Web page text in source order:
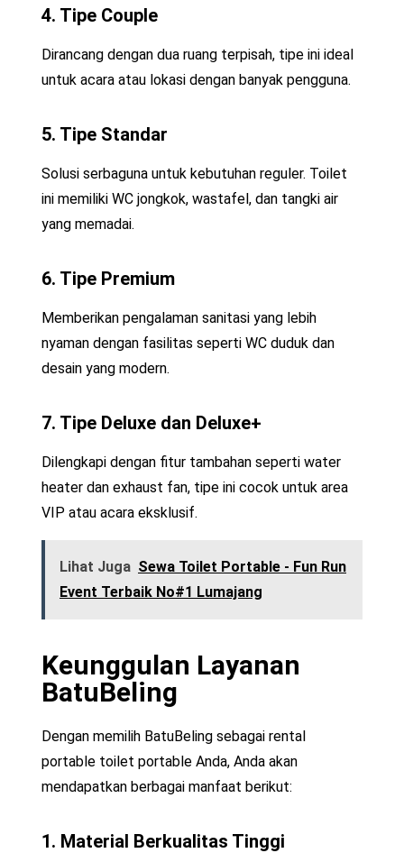
4. Tipe Couple
Dirancang dengan dua ruang terpisah, tipe ini ideal
untuk acara atau lokasi dengan banyak pengguna.
5. Tipe Standar
Solusi serbaguna untuk kebutuhan reguler. Toilet
ini memiliki WC jongkok, wastafel, dan tangki air
yang memadai.
6. Tipe Premium
Memberikan pengalaman sanitasi yang lebih
nyaman dengan fasilitas seperti WC duduk dan
desain yang modern.
7. Tipe Deluxe dan Deluxe+
Dilengkapi dengan fitur tambahan seperti water
heater dan exhaust fan, tipe ini cocok untuk area
VIP atau acara eksklusif.
Lihat Juga Sewa Toilet Portable - Fun Run
Event Terbaik No#1 Lumajang
Keunggulan Layanan
BatuBeling
Dengan memilih BatuBeling sebagai rental
portable toilet portable Anda, Anda akan
mendapatkan berbagai manfaat berikut:
1. Material Berkualitas Tinggi​